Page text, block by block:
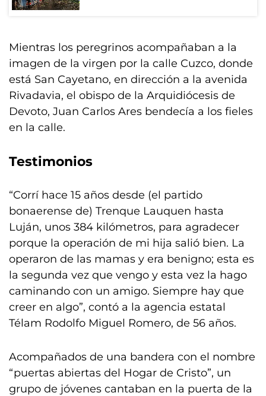
Mientras los peregrinos acompañaban a la
imagen de la virgen por la calle Cuzco, donde
está San Cayetano, en dirección a la avenida
Rivadavia, el obispo de la Arquidiócesis de
Devoto, Juan Carlos Ares bendecía a los fieles
en la calle.
Testimonios
“Corrí hace 15 años desde (el partido
bonaerense de) Trenque Lauquen hasta
Luján, unos 384 kilómetros, para agradecer
porque la operación de mi hija salió bien. La
operaron de las mamas y era benigno; esta es
la segunda vez que vengo y esta vez la hago
caminando con un amigo. Siempre hay que
creer en algo”, contó a la agencia estatal
Télam Rodolfo Miguel Romero, de 56 años.
Acompañados de una bandera con el nombre
“puertas abiertas del Hogar de Cristo”, un
grupo de jóvenes cantaban en la puerta de la